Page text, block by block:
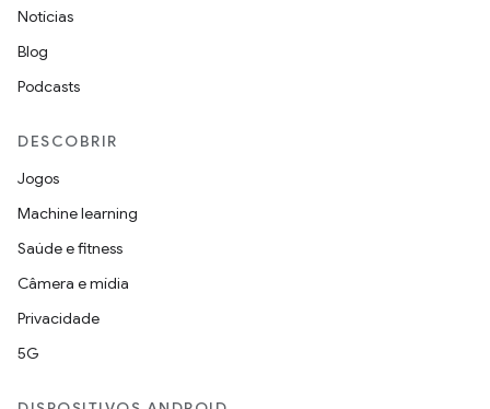
Notícias
Blog
Podcasts
DESCOBRIR
Jogos
Machine learning
Saúde e fitness
Câmera e mídia
Privacidade
5G